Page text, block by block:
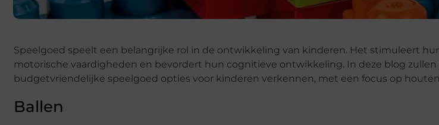
Speelgoed speelt een belangrijke rol in de ontwikkeling van kinderen. Het stimuleert
motorische vaardigheden en bevordert hun cognitieve ontwikkeling. In deze blog zullen
budgetvriendelijke speelgoed opties voor kinderen verkennen, met een focus op
Ballen